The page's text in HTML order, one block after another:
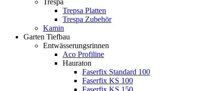
Trespa
Trepsa Platten
Trespa Zubehör
Kamin
Garten Tiefbau
Entwässerungsrinnen
Aco Profiline
Hauraton
Faserfix Standard 100
Faserfix KS 100
Faserfix KS 150